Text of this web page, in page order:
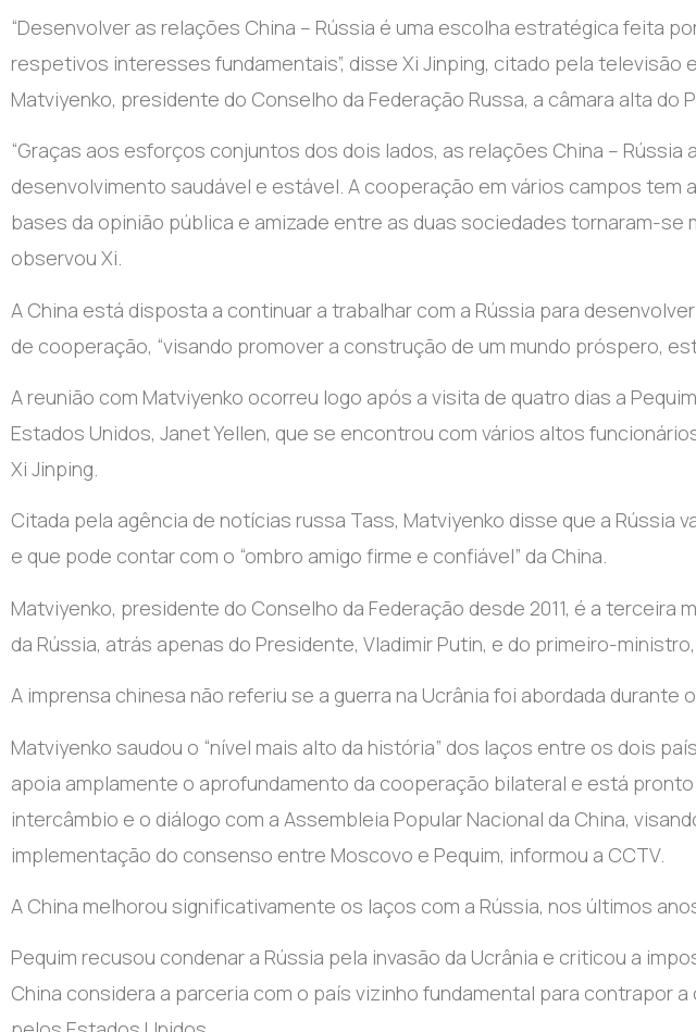
“Desenvolver as relações China – Rússia é uma escolha estratégica feita
respetivos interesses fundamentais”, disse Xi Jinping, citado pela televisão
Matviyenko, presidente do Conselho da Federação Russa, a câmara alta do
“Graças aos esforços conjuntos dos dois lados, as relações China – Rússia
desenvolvimento saudável e estável. A cooperação em vários campos tem
bases da opinião pública e amizade entre as duas sociedades tornaram-se
observou Xi.
A China está disposta a continuar a trabalhar com a Rússia para
de cooperação, “visando promover a construção de um mundo próspero,
A reunião com Matviyenko ocorreu logo após a visita de quatro dias a
Estados Unidos, Janet Yellen, que se encontrou com vários altos
Xi Jinping.
Citada pela agência de notícias russa Tass, Matviyenko disse que a Rússia
e que pode contar com o “ombro amigo firme e confiável” da China.
Matviyenko, presidente do Conselho da Federação desde 2011, é a terceira
da Rússia, atrás apenas do Presidente, Vladimir Putin, e do primeiro-ministro,
A imprensa chinesa não referiu se a guerra na Ucrânia foi abordada durante
Matviyenko saudou o “nível mais alto da história” dos laços entre os dois
apoia amplamente o aprofundamento da cooperação bilateral e está
intercâmbio e o diálogo com a Assembleia Popular Nacional da China,
implementação do consenso entre Moscovo e Pequim, informou a CCTV.
A China melhorou significativamente os laços com a Rússia, nos últimos
Pequim recusou condenar a Rússia pela invasão da Ucrânia e criticou a
China considera a parceria com o país vizinho fundamental para contrapor